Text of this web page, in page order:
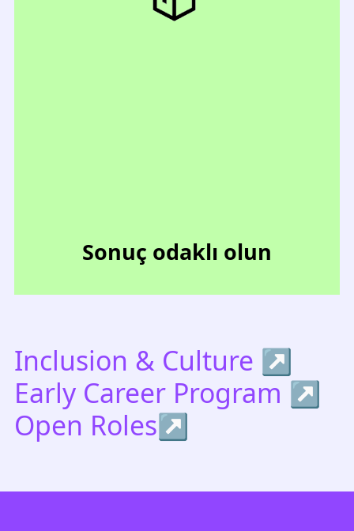
Sonuç odaklı olun
Inclusion & Culture
Early Career Program
Open Roles